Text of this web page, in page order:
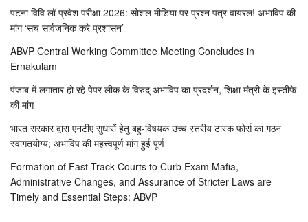
पटना विवि लॉ प्रवेश परीक्षा 2026: सोशल मीडिया पर प्रश्न पत्र वायरल! अभाविप की
मांग ‘सच सार्वजनिक करे प्रशासन’
ABVP Central Working Committee Meeting Concludes in
Ernakulam
पंजाब में लगातार हो रहे पेपर लीक के विरुद् अभाविप का प्रदर्शन, शिक्षा मंत्री के इस्तीफे
की मांग
भारत सरकार द्वारा एनटीए सुधारों हेतु बहु-विषयक उच्च स्तरीय टास्क फोर्स का गठन
स्वागतयोग्य; अभाविप की महत्त्वपूर्ण मांग हुई पूर्ण
Formation of Fast Track Courts to Curb Exam Mafia,
Administrative Changes, and Assurance of Stricter Laws are
Timely and Essential Steps: ABVP